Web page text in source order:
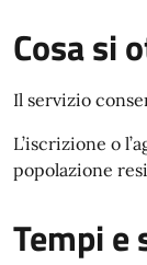
Cosa si
Il servizio
L’iscrizione o
popolazione
Tempi e